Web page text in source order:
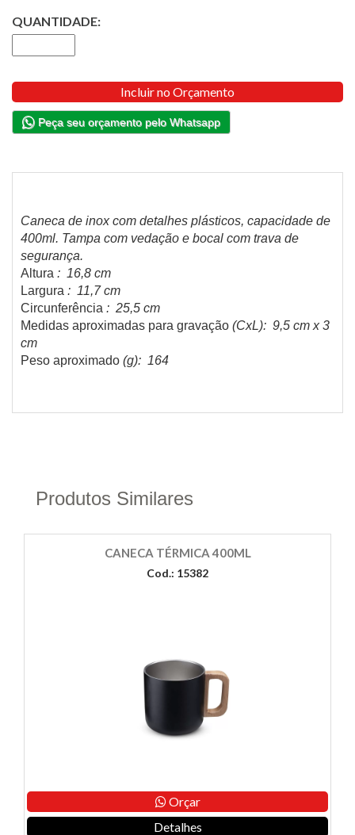
QUANTIDADE:
Incluir no Orçamento
Peça seu orçamento pelo Whatsapp
Caneca de inox com detalhes plásticos, capacidade de
400ml. Tampa com vedação e bocal com trava de
segurança.
Altura : 16,8 cm
Largura : 11,7 cm
Circunferência : 25,5 cm
Medidas aproximadas para gravação (CxL): 9,5 cm x 3
cm
Peso aproximado (g): 164
Produtos Similares
CANECA TÉRMICA 400ML
Cod.: 15382
Orçar
Detalhes